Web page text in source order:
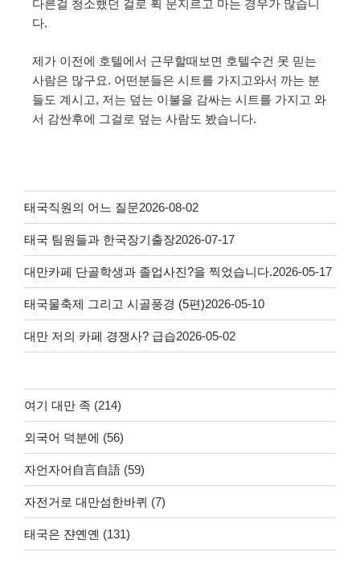
다른걸 청소했던 걸로 휙 문지르고 마는 경우가 많습니
다.
제가 이전에 호텔에서 근무할때보면 호텔수건 못 믿는
사람은 많구요. 어떤분들은 시트를 가지고와서 까는 분
들도 계시고, 저는 덮는 이불을 감싸는 시트를 가지고 와
서 감싼후에 그걸로 덮는 사람도 봤습니다.
태국직원의 어느 질문2026-08-02
태국 팀원들과 한국장기출장2026-07-17
대만카페 단골학생과 졸업사진?을 찍었습니다.2026-05-17
태국물축제 그리고 시골풍경 (5편)2026-05-10
대만 저의 카페 경쟁사? 급습2026-05-02
여기 대만 족 (214)
외국어 덕분에 (56)
자언자어自言自語 (59)
자전거로 대만섬한바퀴 (7)
태국은 쟌옌옌 (131)